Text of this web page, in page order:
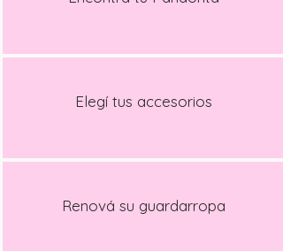
Elegí tus accesorios
Renová su guardarropa